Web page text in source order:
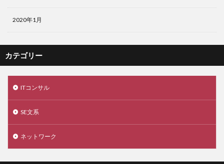
2020年1月
カテゴリー
ITコンサル
SE文系
ネットワーク